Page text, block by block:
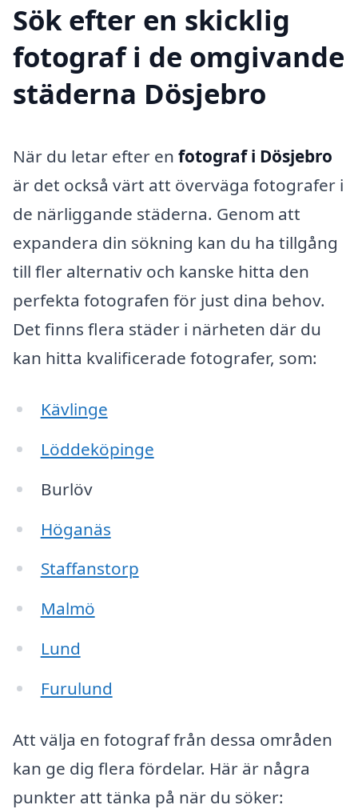
Sök efter en skicklig
fotograf i de omgivande
städerna Dösjebro
När du letar efter en fotograf i Dösjebro
är det också värt att överväga fotografer i
de närliggande städerna. Genom att
expandera din sökning kan du ha tillgång
till fler alternativ och kanske hitta den
perfekta fotografen för just dina behov.
Det finns flera städer i närheten där du
kan hitta kvalificerade fotografer, som:
Kävlinge
Löddeköpinge
Burlöv
Höganäs
Staffanstorp
Malmö
Lund
Furulund
Att välja en fotograf från dessa områden
kan ge dig flera fördelar. Här är några
punkter att tänka på när du söker: